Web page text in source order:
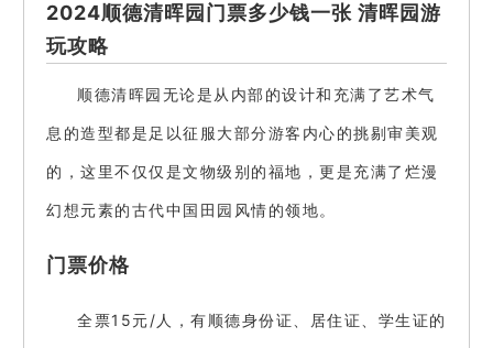
2024顺德清晖园门票多少钱一张 清晖园游
玩攻略
顺德清晖园无论是从内部的设计和充满了艺术气
息的造型都是足以征服大部分游客内心的挑剔审美观
的，这里不仅仅是文物级别的福地，更是充满了烂漫
幻想元素的古代中国田园风情的领地。
门票价格
全票15元/人，有顺德身份证、居住证、学生证的